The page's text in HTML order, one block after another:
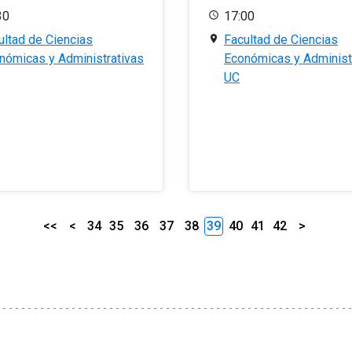
de Ciencias
y Administrativas
17:00
Facultad de Ciencias
Económicas y
UC
<< < 34 35 36 37 38 39 40 41 42 >